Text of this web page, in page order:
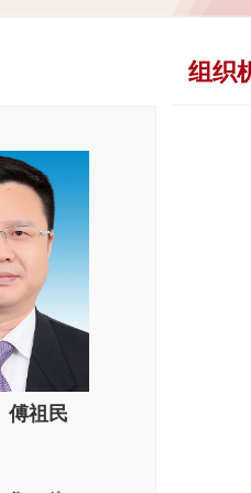
祖民
组织